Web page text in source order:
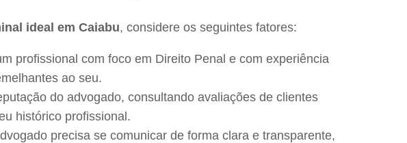
ideal em Caiabu, considere os seguintes fatores:
profissional com foco em Direito Penal e com experiência
ao seu.
do advogado, consultando avaliações de clientes
histórico profissional.
precisa se comunicar de forma clara e transparente,